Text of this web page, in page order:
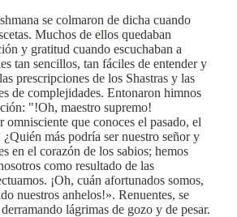
se colmaron de dicha cuando
Muchos de ellos quedaban
y gratitud cuando escuchaban a
tan sencillos, tan fáciles de entender y
prescripciones de los Shastras y las
de complejidades. Entonaron himnos
"!Oh, maestro supremo!
omnisciente que conoces el pasado, el
más podría ser nuestro señor y
en el corazón de los sabios; hemos
como resultado de las
¡Oh, cuán afortunados somos,
nuestros anhelos!». Renuentes, se
lágrimas de gozo y de pesar.